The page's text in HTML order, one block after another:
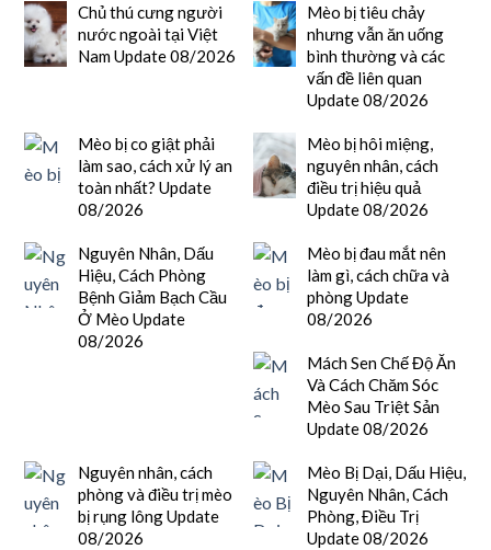
Chủ thú cưng người
nước ngoài tại Việt
Nam Update 08/2026
Mèo bị tiêu chảy
nhưng vẫn ăn uống
bình thường và các
vấn đề liên quan
Update 08/2026
Mèo bị co giật phải
làm sao, cách xử lý an
toàn nhất? Update
08/2026
Mèo bị hôi miệng,
nguyên nhân, cách
điều trị hiệu quả
Update 08/2026
Nguyên Nhân, Dấu
Hiệu, Cách Phòng
Bệnh Giảm Bạch Cầu
Ở Mèo Update
08/2026
Mèo bị đau mắt nên
làm gì, cách chữa và
phòng Update
08/2026
Mách Sen Chế Độ Ăn
Và Cách Chăm Sóc
Mèo Sau Triệt Sản
Update 08/2026
Nguyên nhân, cách
phòng và điều trị mèo
bị rụng lông Update
08/2026
Mèo Bị Dại, Dấu Hiệu,
Nguyên Nhân, Cách
Phòng, Điều Trị
Update 08/2026